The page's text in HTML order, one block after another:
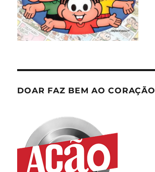
DOAR FAZ BEM AO CORAÇÃO